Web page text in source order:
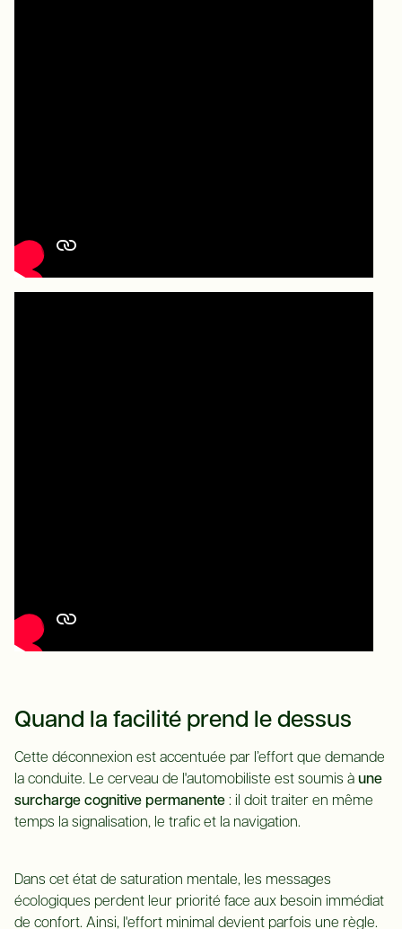
Quand la facilité prend le dessus
Cette déconnexion est accentuée par l’effort que demande
la conduite. Le cerveau de l'automobiliste est soumis à une
surcharge cognitive permanente : il doit traiter en même
temps la signalisation, le trafic et la navigation.
Dans cet état de saturation mentale, les messages
écologiques perdent leur priorité face aux besoin immédiat
de confort. Ainsi, l'effort minimal devient parfois une règle.